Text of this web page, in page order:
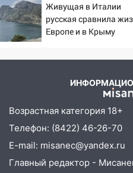
16:09
Ветераны
Ульяновска
Чемпионате России
16:02
зернобобовых
Бросила
Ульяновской
агрессивную
15:47 На улице
курьера: крупная
PrimaMedia.ru
Живущая в Италии
русская сравнила
Европе и в Крыму
Возрастная категория 18+
Телефон: (8422) 46-26-70
E-mail: misanec@yandex.ru
Главный редактор -